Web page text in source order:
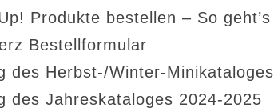
Produkte bestellen – So geht’s
Bestellformular
des Herbst-/Winter-Minikataloges
des Jahreskataloges 2024-2025